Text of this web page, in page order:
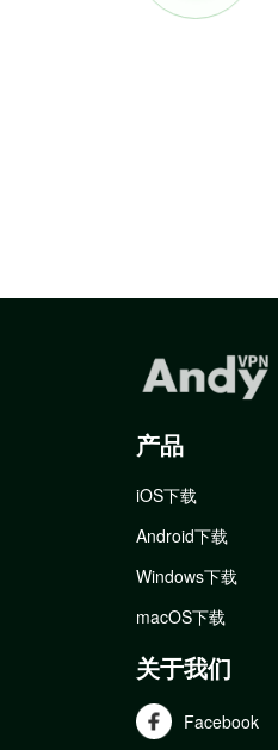
产品
iOS下载
Android下载
Windows下载
macOS下载
关于我们
Facebook